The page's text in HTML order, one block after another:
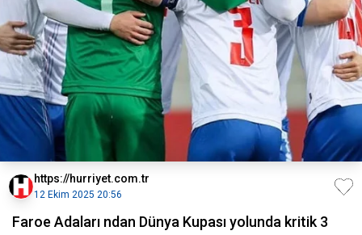
https://hurriyet.com.tr
12 Ekim 2025 20:56
Faroe Adaları ndan Dünya Kupası yolunda kritik 3